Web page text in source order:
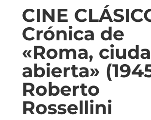
CINE
Crónica de
«Roma,
abierta»
Roberto
Rossellini